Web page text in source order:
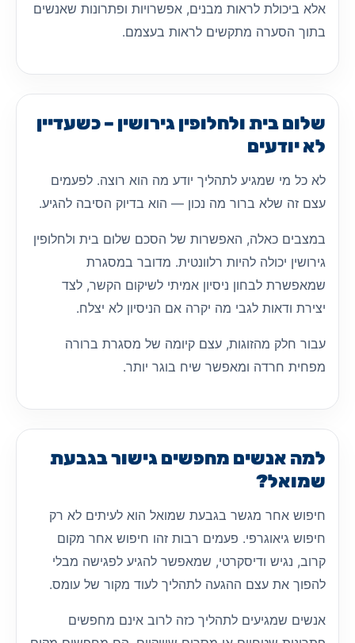
אלא ביכולת לראות מבנים, אפשרויות ופתרונות שאנשים
בתוך הסערה מתקשים לראות בעצמם.
שלום בית ולחלופין גירושין – כשעדיין
לא יודעים
לא כל מי שמגיע לתהליך יודע מה הוא רוצה. לפעמים
עצם זה שלא ברור מה נכון — הוא בדיוק הסיבה להגיע.
במצבים כאלה, האפשרות של הסכם שלום בית ולחלופין
גירושין יכולה להיות רלוונטית. מדובר במסגרת
שמאפשרת לבחון ניסיון אמיתי לשיקום הקשר, לצד
יצירת ודאות לגבי מה יקרה אם הניסיון לא יצלח.
עבור חלק מהזוגות, עצם קיומה של מסגרת ברורה
מפחית חרדה ומאפשר שיח בוגר יותר.
למה אנשים מחפשים גישור בגבעת
שמואל?
חיפוש אחר מגשר בגבעת שמואל הוא לעיתים לא רק
חיפוש גיאוגרפי. פעמים רבות זהו חיפוש אחר מקום
קרוב, נגיש ודיסקרטי, שמאפשר להגיע לפגישה מבלי
להפוך את עצם ההגעה לתהליך לעוד מקור של עומס.
אנשים שמגיעים לתהליך כזה לרוב אינם מחפשים